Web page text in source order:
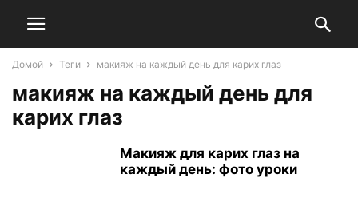
Домой Теги макияж на каждый день для карих глаз
макияж на каждый день для
карих глаз
Макияж для карих глаз на
каждый день: фото уроки